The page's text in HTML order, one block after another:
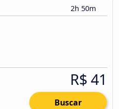
2h 50m
R$ 41
Buscar